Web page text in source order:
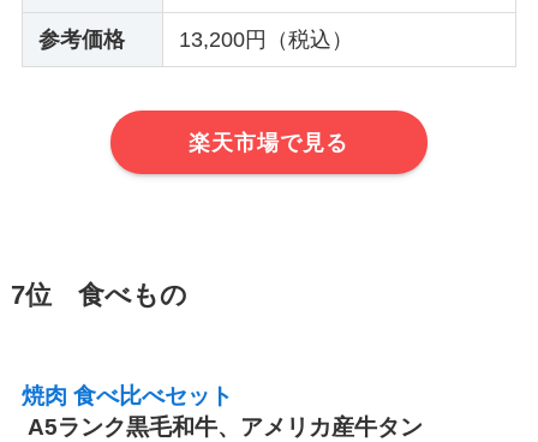
参考価格 13,200円（税込）
楽天市場で見る
7位 食べもの
焼肉 食べ比べセット
A5ランク黒毛和牛、アメリカ産牛タン